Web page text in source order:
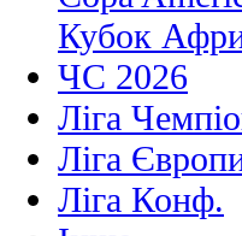
Кубок
ЧС 2026
Ліга
Ліга
Ліга Конф.